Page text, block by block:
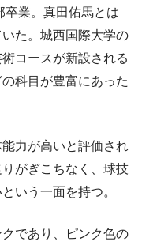
卒業。真田佑馬とは
た。城西国際大学の
コースが新設される
科目が豊富にあった
力が高いと評価され
がぎこちなく、球技
いう一面を持つ。
であり、ピンク色の